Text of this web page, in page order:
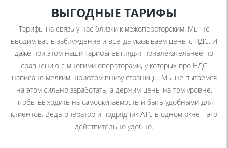
ВЫГОДНЫЕ ТАРИФЫ
Тарифы на связь у нас близки к межоператорским. Мы не
вводим вас в заблуждение и всегда указываем цены с НДС. И
даже при этом наши тарифы выглядят привлекательнее по
сравнению с многими операторами, у которых про НДС
написано мелким шрифтом внизу страницы. Мы не пытаемся
на этом сильно заработать, а держим цены на том уровне,
чтобы выходить на самоокупаемость и быть удобными для
клиентов. Ведь оператор и подрядчик АТС в одном окне - это
действительно удобно.